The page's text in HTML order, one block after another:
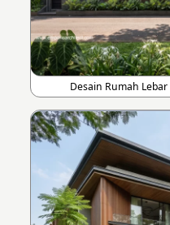
Desain Rumah Lebar